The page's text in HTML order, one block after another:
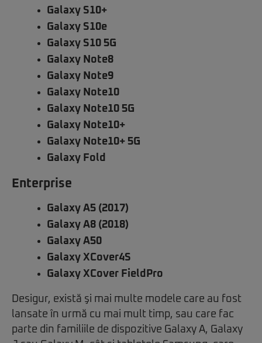
Galaxy S10+
Galaxy S10e
Galaxy S10 5G
Galaxy Note8
Galaxy Note9
Galaxy Note10
Galaxy Note10 5G
Galaxy Note10+
Galaxy Note10+ 5G
Galaxy Fold
Enterprise
Galaxy A5 (2017)
Galaxy A8 (2018)
Galaxy A50
Galaxy XCover4S
Galaxy XCover FieldPro
Desigur, există şi mai multe modele care au fost
lansate în urmă cu mai mult timp, sau care fac
parte din familiile de dispozitive Galaxy A, Galaxy